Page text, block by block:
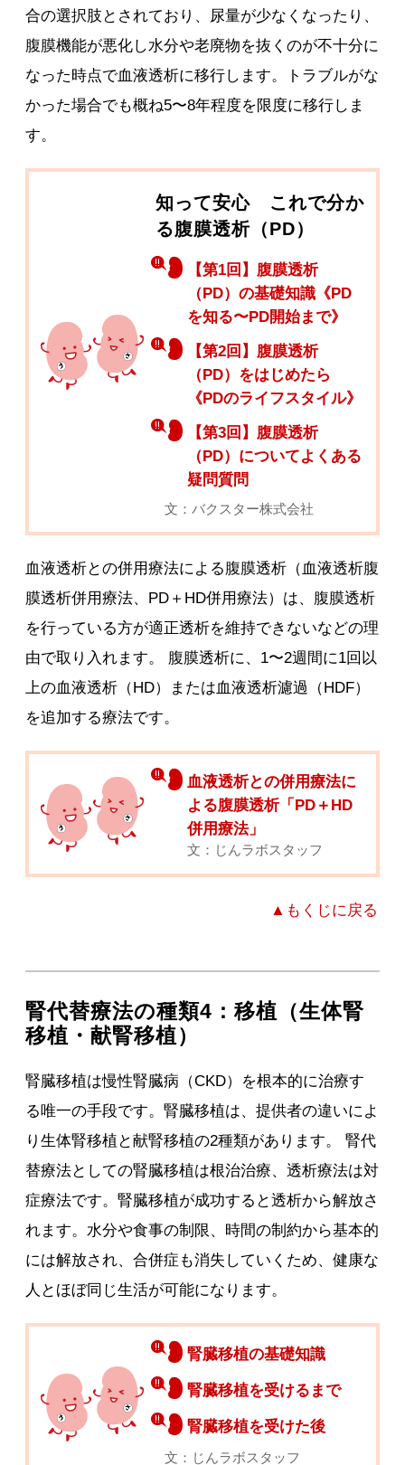
合の選択肢とされており、尿量が少なくなったり、
腹膜機能が悪化し水分や老廃物を抜くのが不十分に
なった時点で血液透析に移行します。トラブルがな
かった場合でも概ね5〜8年程度を限度に移行しま
す。
知って安心 これで分か
る腹膜透析（PD）
【第1回】腹膜透析
（PD）の基礎知識《PD
を知る〜PD開始まで》
【第2回】腹膜透析
（PD）をはじめたら
《PDのライフスタイル》
【第3回】腹膜透析
（PD）についてよくある
疑問質問
文：バクスター株式会社
血液透析との併用療法による腹膜透析（血液透析腹
膜透析併用療法、PD＋HD併用療法）は、腹膜透析
を行っている方が適正透析を維持できないなどの理
由で取り入れます。 腹膜透析に、1〜2週間に1回以
上の血液透析（HD）または血液透析濾過（HDF）
を追加する療法です。
血液透析との併用療法に
よる腹膜透析「PD＋HD
併用療法」
文：じんラボスタッフ
▲もくじに戻る
腎代替療法の種類4：移植（生体腎
移植・献腎移植）
腎臓移植は慢性腎臓病（CKD）を根本的に治療す
る唯一の手段です。腎臓移植は、提供者の違いによ
り生体腎移植と献腎移植の2種類があります。 腎代
替療法としての腎臓移植は根治治療、透析療法は対
症療法です。腎臓移植が成功すると透析から解放さ
れます。水分や食事の制限、時間の制約から基本的
には解放され、合併症も消失していくため、健康な
人とほぼ同じ生活が可能になります。
腎臓移植の基礎知識
腎臓移植を受けるまで
腎臓移植を受けた後
文：じんラボスタッフ